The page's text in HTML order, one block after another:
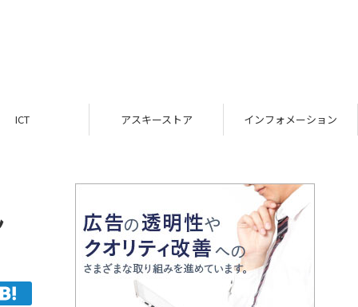
ICT アスキーストア インフォメーション